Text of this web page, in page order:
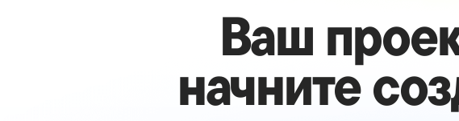
Ваш
начните